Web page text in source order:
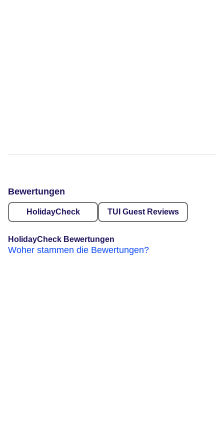
Bewertungen
HolidayCheck TUI Guest Reviews
HolidayCheck Bewertungen
Woher stammen die Bewertungen?